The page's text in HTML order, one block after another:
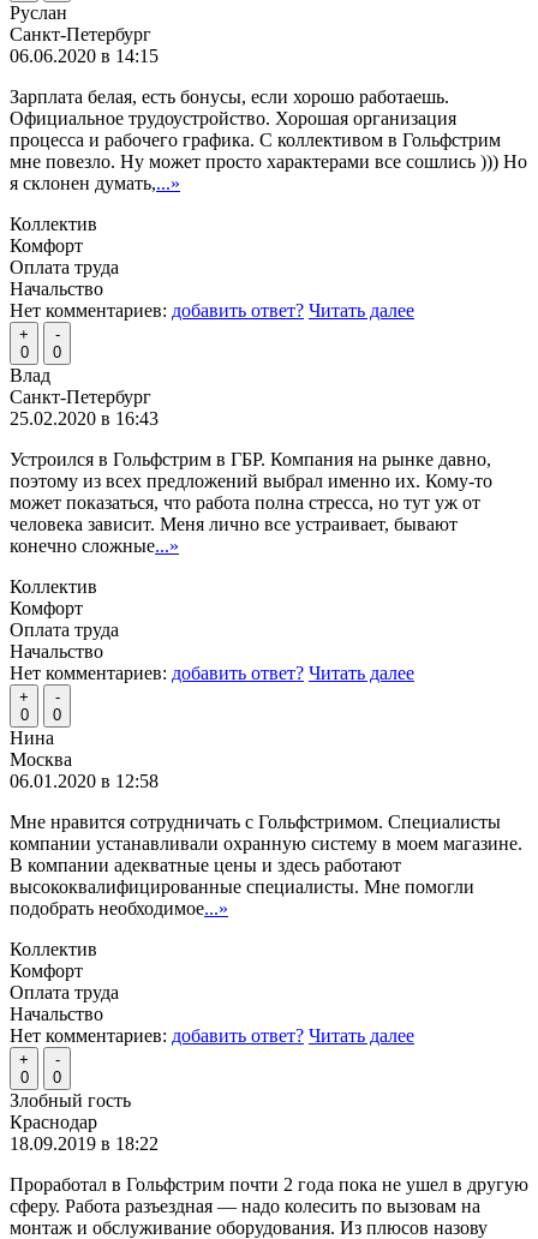
Руслан
Санкт-Петербург
06.06.2020 в 14:15
Зарплата белая, есть бонусы, если хорошо работаешь.
Официальное трудоустройство. Хорошая организация
процесса и рабочего графика. С коллективом в Гольфстрим
мне повезло. Ну может просто характерами все сошлись ))) Но
я склонен думать,...»
Коллектив
Комфорт
Оплата труда
Начальство
Нет комментариев: добавить ответ? Читать далее
+
0
-
0
Влад
Санкт-Петербург
25.02.2020 в 16:43
Устроился в Гольфстрим в ГБР. Компания на рынке давно,
поэтому из всех предложений выбрал именно их. Кому-то
может показаться, что работа полна стресса, но тут уж от
человека зависит. Меня лично все устраивает, бывают
конечно сложные...»
Коллектив
Комфорт
Оплата труда
Начальство
Нет комментариев: добавить ответ? Читать далее
+
0
-
0
Нина
Москва
06.01.2020 в 12:58
Мне нравится сотрудничать с Гольфстримом. Специалисты
компании устанавливали охранную систему в моем магазине.
В компании адекватные цены и здесь работают
высококвалифицированные специалисты. Мне помогли
подобрать необходимое...»
Коллектив
Комфорт
Оплата труда
Начальство
Нет комментариев: добавить ответ? Читать далее
+
0
-
0
Злобный гость
Краснодар
18.09.2019 в 18:22
Проработал в Гольфстрим почти 2 года пока не ушел в другую
сферу. Работа разъездная — надо колесить по вызовам на
монтаж и обслуживание оборудования. Из плюсов назову